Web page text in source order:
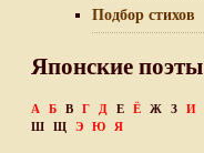
Подбор стихов
Японские поэты
А Б В Г Д Е Ё Ж З И
Ш
Щ Э Ю Я